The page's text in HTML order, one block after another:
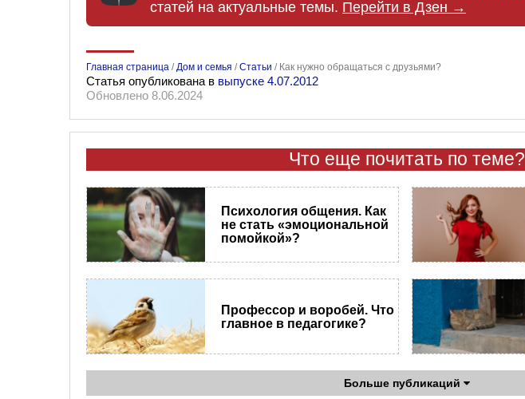
статей на актуальные темы. Перейти в Дзен →
Главная страница /Дом и семья /Статьи / Как нужно обращаться с друзьями?
Статья опубликована в выпуске 4.07.2012
Обновлено 8.06.2024
Что еще почитать по теме?
Психология общения. Как
не стать «эмоциональной
помойкой»?
Профессор и воробей. Что
главное в педагогике?
Больше публикаций